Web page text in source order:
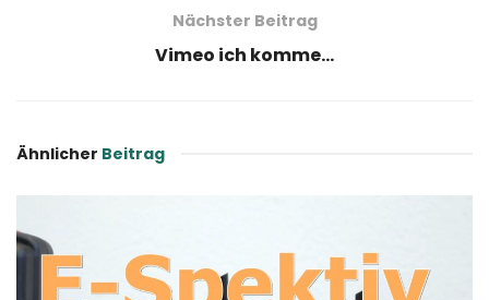
Nächster Beitrag
Vimeo ich komme…
Ähnlicher Beitrag